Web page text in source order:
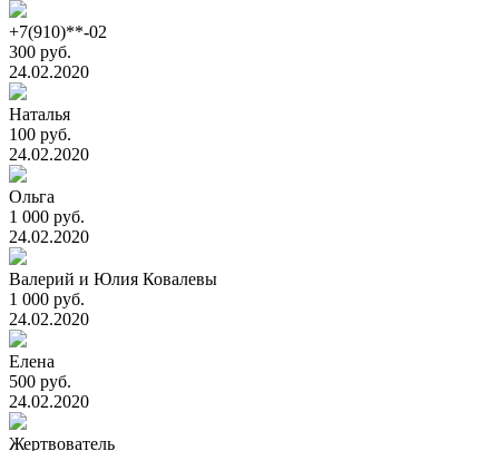
+7(910)**-02
300 руб.
24.02.2020
Наталья
100 руб.
24.02.2020
Ольга
1 000 руб.
24.02.2020
Валерий и Юлия Ковалевы
1 000 руб.
24.02.2020
Елена
500 руб.
24.02.2020
Жертвователь